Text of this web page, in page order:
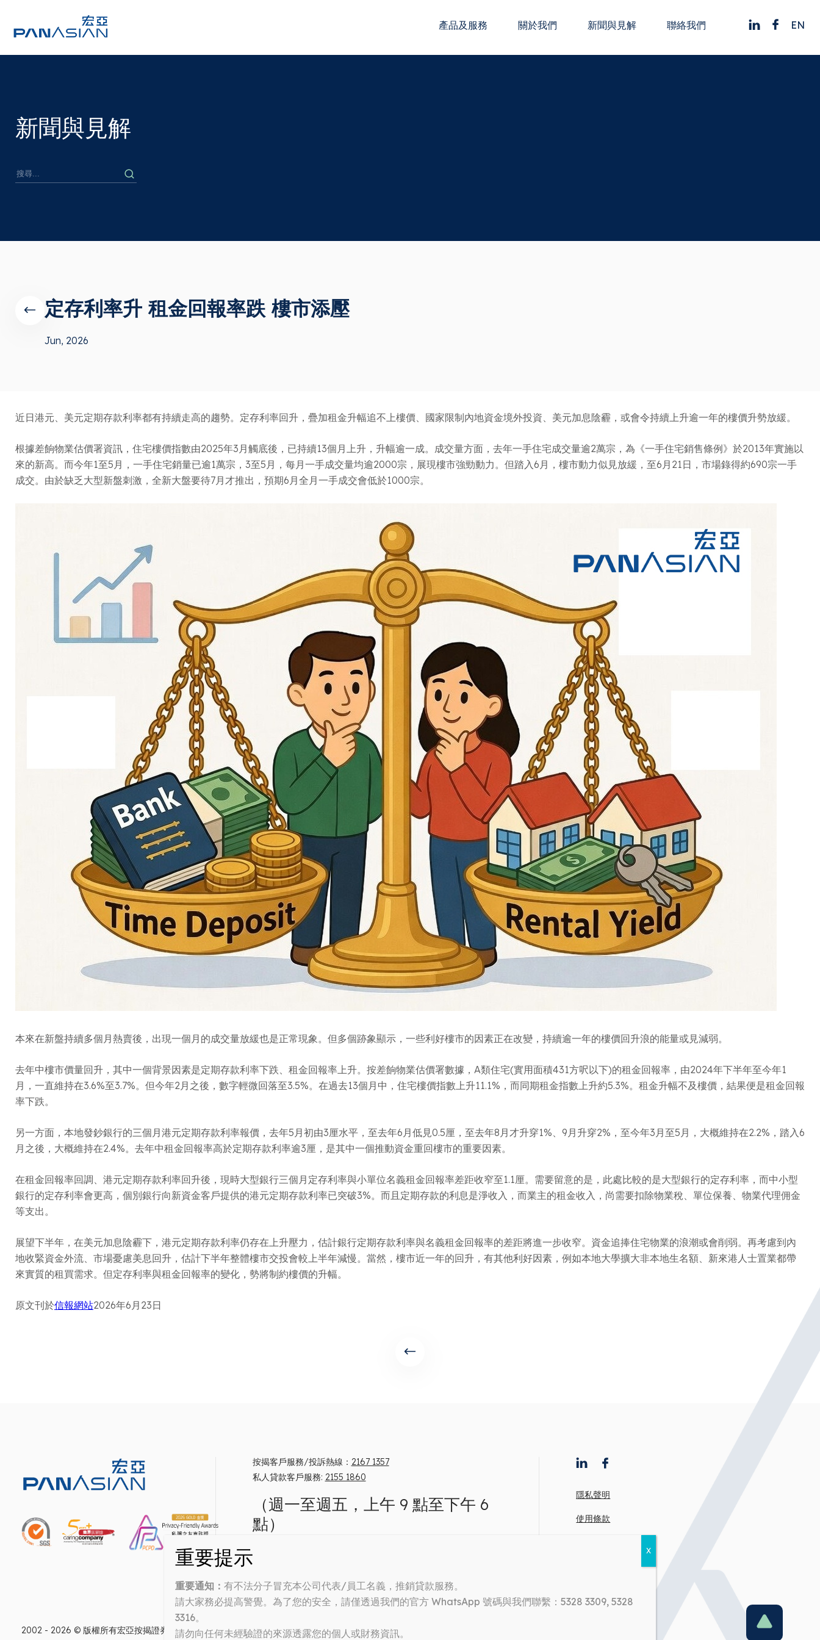
產品及服務 關於我們 新聞與見解 聯絡我們 EN
新聞與見解
定存利率升 租金回報率跌 樓市添壓
Jun, 2026
近日港元、美元定期存款利率都有持續走高的趨勢。定存利率回升，疊加租金升幅追不上樓價、國家限制內地資金境外投資、美元加息陰霾，或會令持續上升逾一年的樓價升勢放緩。
根據差餉物業估價署資訊，住宅樓價指數由2025年3月觸底後，已持續13個月上升，升幅逾一成。成交量方面，去年一手住宅成交量逾2萬宗，為《一手住宅銷售條例》於2013年實施以
來的新高。而今年1至5月，一手住宅銷量已逾1萬宗，3至5月，每月一手成交量均逾2000宗，展現樓市強勁動力。但踏入6月，樓市動力似見放緩，至6月21日，市場錄得約690宗一手
成交。由於缺乏大型新盤刺激，全新大盤要待7月才推出，預期6月全月一手成交會低於1000宗。
本來在新盤持續多個月熱賣後，出現一個月的成交量放緩也是正常現象。但多個跡象顯示，一些利好樓市的因素正在改變，持續逾一年的樓價回升浪的能量或見減弱。
去年中樓市價量回升，其中一個背景因素是定期存款利率下跌、租金回報率上升。按差餉物業估價署數據，A類住宅(實用面積431方呎以下)的租金回報率，由2024年下半年至今年1
月，一直維持在3.6%至3.7%。但今年2月之後，數字輕微回落至3.5%。在過去13個月中，住宅樓價指數上升11.1%，而同期租金指數上升約5.3%。租金升幅不及樓價，結果便是租金回報
率下跌。
另一方面，本地發鈔銀行的三個月港元定期存款利率報價，去年5月初由3厘水平，至去年6月低見0.5厘，至去年8月才升穿1%、9月升穿2%，至今年3月至5月，大概維持在2.2%，踏入6
月之後，大概維持在2.4%。去年中租金回報率高於定期存款利率逾3厘，是其中一個推動資金重回樓市的重要因素。
在租金回報率回調、港元定期存款利率回升後，現時大型銀行三個月定存利率與小單位名義租金回報率差距收窄至1.1厘。需要留意的是，此處比較的是大型銀行的定存利率，而中小型
銀行的定存利率會更高，個別銀行向新資金客戶提供的港元定期存款利率已突破3%。而且定期存款的利息是淨收入，而業主的租金收入，尚需要扣除物業稅、單位保養、物業代理佣金
等支出。
展望下半年，在美元加息陰霾下，港元定期存款利率仍存在上升壓力，估計銀行定期存款利率與名義租金回報率的差距將進一步收窄。資金追捧住宅物業的浪潮或會削弱。再考慮到內
地收緊資金外流、市場憂慮美息回升，估計下半年整體樓市交投會較上半年減慢。當然，樓市近一年的回升，有其他利好因素，例如本地大學擴大非本地生名額、新來港人士置業都帶
來實質的租買需求。但定存利率與租金回報率的變化，勢將制約樓價的升幅。
原文刊於信報網站2026年6月23日
按揭客戶服務/投訴熱線： 2167 1357
私人貸款客戶服務: 2155 1860
（週一至週五，上午 9 點至下午 6
點）
隱私聲明
使用條款
宏亞來電號碼查詢
2002 - 2026 © 版權所有宏亞按揭證券有限公司保留所有權利
重要通知： 有不法分子冒充本公司代表/員工名義，推銷貸款服務。
請大家務必提高警覺。為了您的安全，請僅透過我們的官方 WhatsApp 號碼與我們聯繫：5328 3309, 5328
3316。
請勿向任何未經驗證的來源透露您的個人或財務資訊。